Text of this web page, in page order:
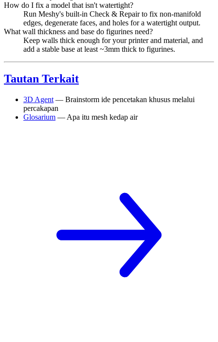
How do I fix a model that isn't watertight?
Run Meshy's built-in Check & Repair to fix non-manifold
edges, degenerate faces, and holes for a watertight output.
What wall thickness and base do figurines need?
Keep walls thick enough for your printer and material, and
add a stable base at least ~3mm thick to figurines.
Tautan Terkait
3D Agent — Brainstorm ide pencetakan khusus melalui
percakapan
Glosarium — Apa itu mesh kedap air